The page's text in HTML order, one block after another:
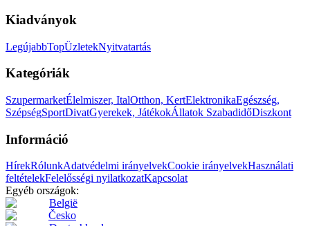
Kiadványok
LegújabbTopÜzletekNyitvatartás
Kategóriák
SzupermarketÉlelmiszer, ItalOtthon, KertElektronikaEgészség,
SzépségSportDivatGyerekek, JátékokÁllatok SzabadidőDiszkont
Információ
HírekRólunkAdatvédelmi irányelvekCookie irányelvekHasználati
feltételekFelelősségi nyilatkozatKapcsolat
Egyéb országok:
België
Česko